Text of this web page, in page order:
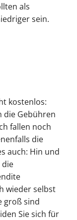
als
sein.
kostenlos:
die Gebühren
fallen noch
die
auch: Hin und
die
wieder selbst
groß sind
Sie sich für